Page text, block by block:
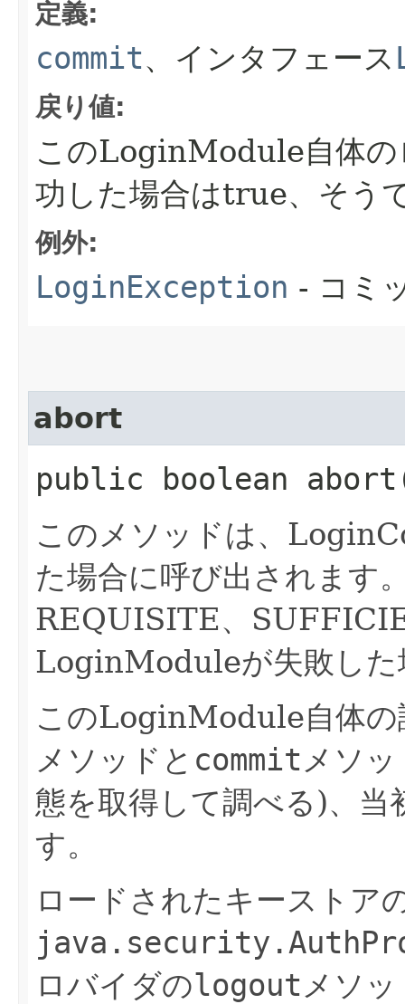
定義:
commit、インタフェース
戻り値:
このLoginModule自体の
功した場合はtrue、そう
例外:
LoginException - コミ
abort
public boolean
このメソッドは、
た場合に呼び出されます
REQUISITE、
LoginModuleが失敗した
このLoginModule自体の
メソッドと commit メソ
態を取得して調べる)、当
す。
ロードされたキーストア
ロバイダのlogout メソ